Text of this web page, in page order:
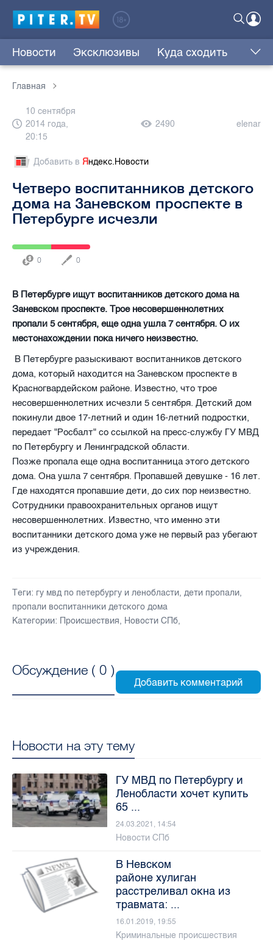
Новости Эксклюзивы Куда сходить
Главная
10 сентября
2014 года,
20:15
2490 elenar
Добавить в Яндекс.Новости
Четверо воспитанников детского
дома на Заневском проспекте в
Петербурге исчезли
0 0
В Петербурге ищут воспитанников детского дома на
Заневском проспекте. Трое несовершеннолетних
пропали 5 сентября, еще одна ушла 7 сентября. О их
местонахождении пока ничего неизвестно.
В Петербурге разыскивают воспитанников детского
дома, который находится на Заневском проспекте в
Красногвардейском районе. Известно, что трое
несовершеннолетних исчезли 5 сентября. Детский дом
покинули двое 17-летний и один 16-летний подростки,
передает "Росбалт" со ссылкой на пресс-службу ГУ МВД
по Петербургу и Ленинградской области.
Позже пропала еще одна воспитанница этого детского
дома. Она ушла 7 сентября. Пропавшей девушке - 16 лет.
Где находятся пропавшие дети, до сих пор неизвестно.
Сотрудники правоохранительных органов ищут
несовершеннолетних. Известно, что именно эти
воспитанники детского дома уже не первый раз убегают
из учреждения.
Теги: гу мвд по петербургу и ленобласти, дети пропали,
пропали воспитанники детского дома
Категории: Происшествия, Новости СПб,
Обсуждение ( 0 )
Новости на эту тему
ГУ МВД по Петербургу и
Ленобласти хочет купить
65 ...
24.03.2021, 14:54
Новости СПб
В Невском
районе хулиган
расстреливал окна из
травмата: ...
16.01.2019, 19:55
Криминальные происшествия